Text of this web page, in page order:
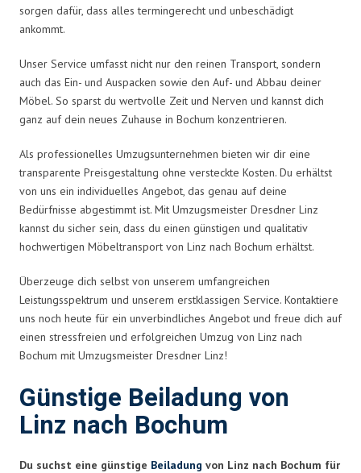
sorgen dafür, dass alles termingerecht und unbeschädigt
ankommt.
Unser Service umfasst nicht nur den reinen Transport, sondern
auch das Ein- und Auspacken sowie den Auf- und Abbau deiner
Möbel. So sparst du wertvolle Zeit und Nerven und kannst dich
ganz auf dein neues Zuhause in Bochum konzentrieren.
Als professionelles Umzugsunternehmen bieten wir dir eine
transparente Preisgestaltung ohne versteckte Kosten. Du erhältst
von uns ein individuelles Angebot, das genau auf deine
Bedürfnisse abgestimmt ist. Mit Umzugsmeister Dresdner Linz
kannst du sicher sein, dass du einen günstigen und qualitativ
hochwertigen Möbeltransport von Linz nach Bochum erhältst.
Überzeuge dich selbst von unserem umfangreichen
Leistungsspektrum und unserem erstklassigen Service. Kontaktiere
uns noch heute für ein unverbindliches Angebot und freue dich auf
einen stressfreien und erfolgreichen Umzug von Linz nach
Bochum mit Umzugsmeister Dresdner Linz!
Günstige Beiladung von
Linz nach Bochum
Du suchst eine günstige Beiladung von Linz nach Bochum für